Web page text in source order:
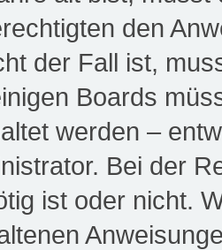
den
der Fall ist,
Boards
werden –
Bei der
ist oder nicht.